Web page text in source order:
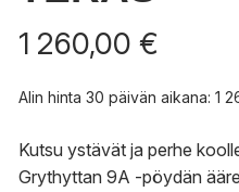
1 260,00 €
Alin hinta 30 päivän aikana: 1
Kutsu ystävät ja perhe
Grythyttan 9A -pöydän